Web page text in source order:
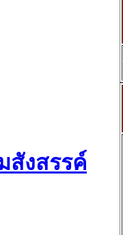
สังสรรค์